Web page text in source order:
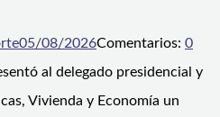
05/08/2026Comentarios: 0
al delegado presidencial y
Vivienda y Economía un